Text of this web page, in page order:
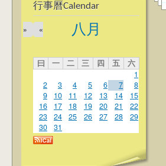
行事曆Calendar
八月
«
»
曰 一 二 三 四 五
六
1
2
3 4 5 6 7
8
9
10 11 12 13 14
15
16
17 18 19 20 21
22
23
24 25 26 27 28
29
30
31